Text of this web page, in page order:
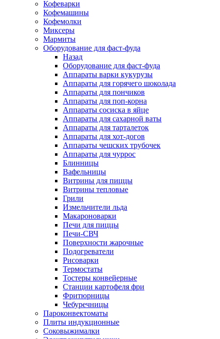
Кофеварки
Кофемашины
Кофемолки
Миксеры
Мармиты
Оборудование для фаст-фуда
Назад
Оборудование для фаст-фуда
Аппараты варки кукурузы
Аппараты для горячего шоколада
Аппараты для пончиков
Аппараты для поп-корна
Аппараты сосиска в яйце
Аппараты для сахарной ваты
Аппараты для тарталеток
Аппараты для хот-догов
Аппараты чешских трубочек
Аппараты для чуррос
Блинницы
Вафельницы
Витрины для пиццы
Витрины тепловые
Грили
Измельчители льда
Макароноварки
Печи для пиццы
Печи-СВЧ
Поверхности жарочные
Подогреватели
Рисоварки
Термостаты
Тостеры конвейерные
Станции картофеля фри
Фритюрницы
Чебуречницы
Пароконвектоматы
Плиты индукционные
Соковыжималки